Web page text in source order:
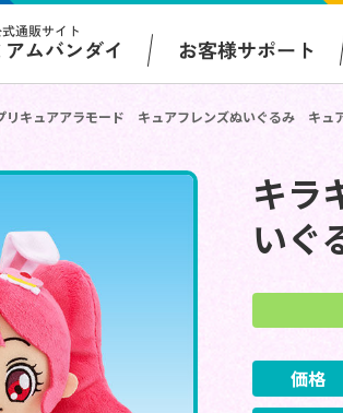
通販サイト
アムバンダイ お客様サポート
リキュアアラモード キュアフレンズぬいぐるみ キュ
キラ
いぐ
価格